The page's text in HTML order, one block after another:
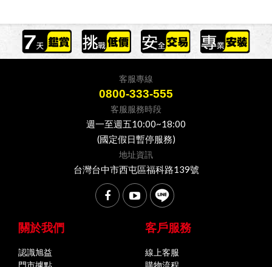
客服專線
0800-333-555
客服服務時段
週一至週五10:00~18:00
(國定假日暫停服務)
地址資訊
台灣台中市西屯區福科路139號
關於我們
認識旭益
門市據點
客戶服務
線上客服
購物流程